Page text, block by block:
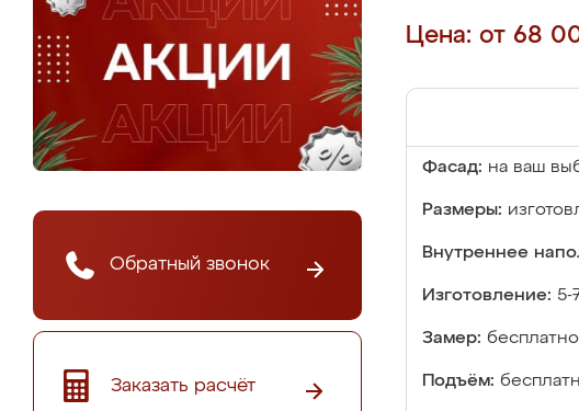
Обратный звонок
Заказать расчёт
Цена: от 68
Фасад: на ваш
Размеры:
Внутреннее
Изготовление: 5-
Замер: бесплатно
Подъём: